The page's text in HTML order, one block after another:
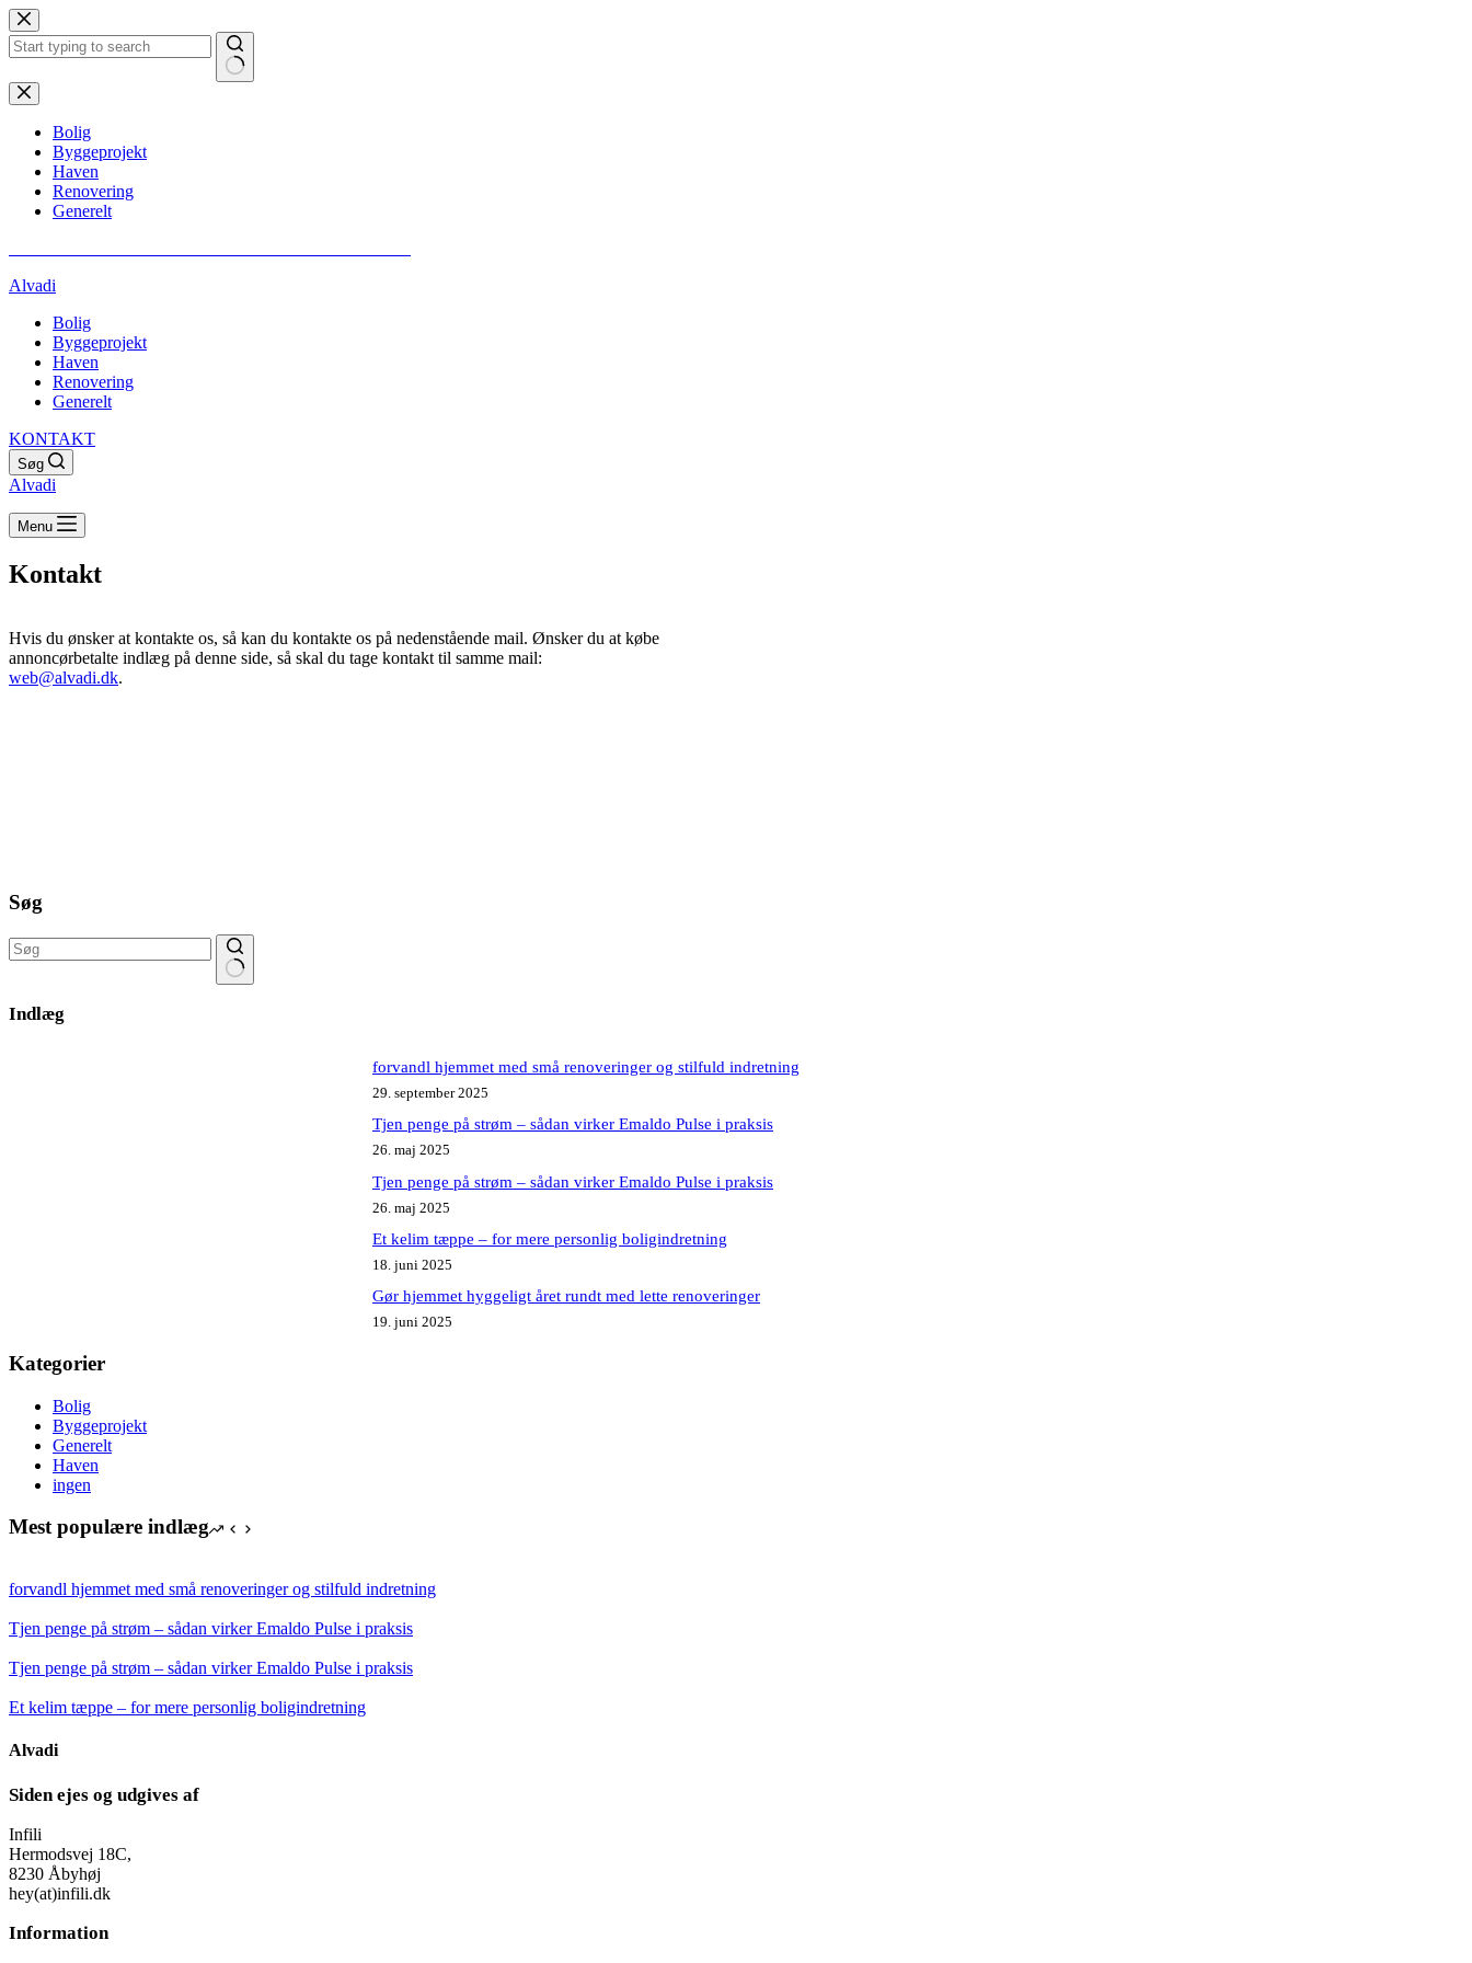
Fortsæt
til
indhold
Ingen
resultater
Bolig
Byggeprojekt
Haven
Renovering
Generelt
Alvadi
Bolig
Byggeprojekt
Haven
Renovering
Generelt
KONTAKT
Søg
Alvadi
Menu
Kontakt
Hvis du ønsker at kontakte os, så kan du kontakte os på nedenstående mail. Ønsker du at købe
annoncørbetalte indlæg på denne side, så skal du tage kontakt til samme mail:
web@alvadi.dk.
Søg
resultater
Indlæg
forvandl hjemmet med små renoveringer og stilfuld indretning
29. september 2025
Tjen penge på strøm – sådan virker Emaldo Pulse i praksis
26. maj 2025
Tjen penge på strøm – sådan virker Emaldo Pulse i praksis
26. maj 2025
Et kelim tæppe – for mere personlig boligindretning
18. juni 2025
Gør hjemmet hyggeligt året rundt med lette renoveringer
19. juni 2025
Kategorier
Bolig
Byggeprojekt
Generelt
Haven
ingen
Mest populære indlæg
forvandl hjemmet med små renoveringer og stilfuld indretning
Tjen penge på strøm – sådan virker Emaldo Pulse i praksis
Tjen penge på strøm – sådan virker Emaldo Pulse i praksis
Et kelim tæppe – for mere personlig boligindretning
Alvadi
Siden ejes og udgives af
Infili
Hermodsvej 18C,
8230 Åbyhøj
hey(at)infili.dk
Information